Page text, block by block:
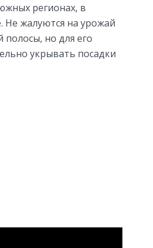
регионах, в
Не жалуются на урожай
полосы, но для его
укрывать посадки